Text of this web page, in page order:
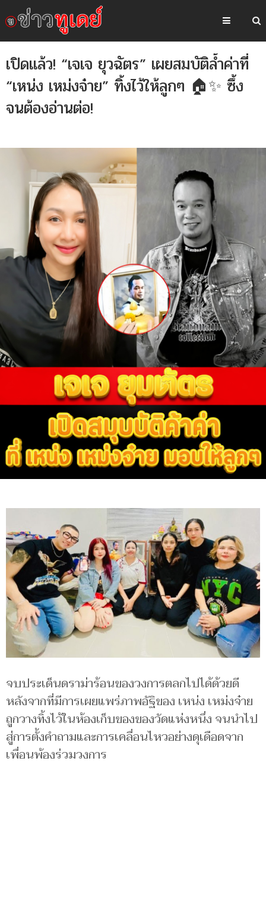
เปิดแล้ว! “เจเจ ยุวฉัตร” เผยสมบัติล้ำค่าที่
“เหน่ง เหม่งจ๋าย” ทิ้งไว้ให้ลูกๆ 🏠✨ ซึ้ง
จนต้องอ่านต่อ!
จบประเด็นดราม่าร้อนของวงการตลกไปได้ด้วยดี
หลังจากที่มีการเผยแพร่ภาพอัฐิของ เหน่ง เหม่งจ๋าย
ถูกวางทิ้งไว้ในห้องเก็บของของวัดแห่งหนึ่ง จนนำไป
สู่การตั้งคำถามและการเคลื่อนไหวอย่างดุเดือดจาก
เพื่อนพ้องร่วมวงการ